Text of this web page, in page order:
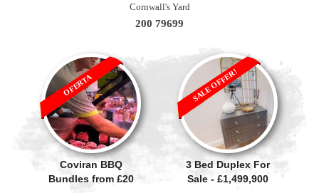
Cornwall's Yard
200 79699
Coviran BBQ
Bundles from £20
OFERTA
3 Bed Duplex For
Sale - £1,499,900
SALE OFFER!